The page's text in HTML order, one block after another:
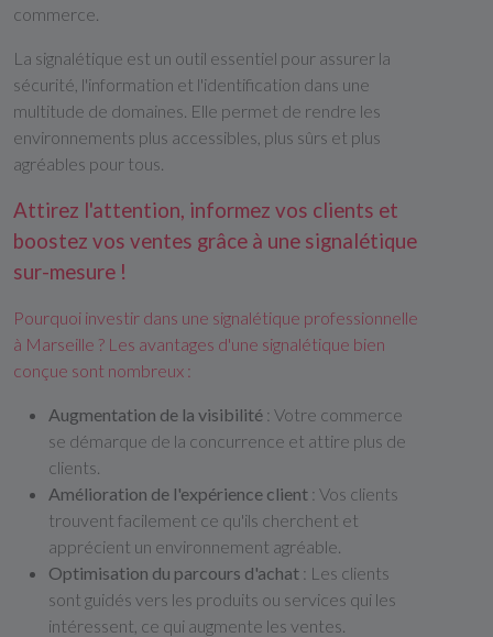
commerce.
La signalétique est un outil essentiel pour assurer la
sécurité, l'information et l'identification dans une
multitude de domaines. Elle permet de rendre les
environnements plus accessibles, plus sûrs et plus
agréables pour tous.
Attirez l'attention, informez vos clients et
boostez vos ventes grâce à une signalétique
sur-mesure !
Pourquoi investir dans une signalétique professionnelle
à Marseille ? Les avantages d'une signalétique bien
conçue sont nombreux :
Augmentation de la visibilité : Votre commerce
se démarque de la concurrence et attire plus de
clients.
Amélioration de l'expérience client : Vos clients
trouvent facilement ce qu'ils cherchent et
apprécient un environnement agréable.
Optimisation du parcours d'achat : Les clients
sont guidés vers les produits ou services qui les
intéressent, ce qui augmente les ventes.